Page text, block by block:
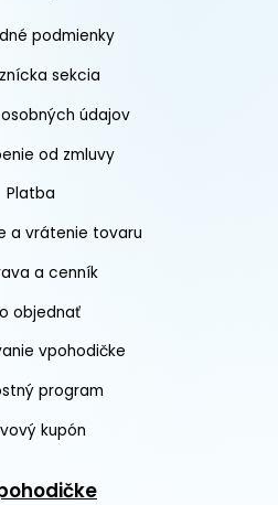
podmienky
sekcia
údajov
od zmluvy
Platba
a vrátenie tovaru
a cenník
objednať
vpohodičke
program
kupón